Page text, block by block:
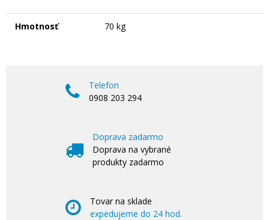
Hmotnosť 70 kg
Telefon
0908 203 294
Doprava zadarmo
Doprava na vybrané
produkty zadarmo
Tovar na sklade
expedujeme do 24 hod.